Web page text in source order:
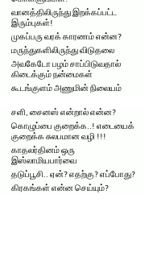
வானத்திலிருந்து இறக்கப்பட்ட
இரும்புகள்!
முகப்பரு வரக் காரணம் என்ன?
மருந்துகளிலிருந்து விடுதலை
அவகேடோ பழம் சாப்பிடுவதால்
கிடைக்கும் நன்மைகள்
கூடங்குளம் அணுமின் நிலையம்
சளி, சைனஸ் என்றால் என்ன?
கொழுப்பை குறைக்க..! எடையைக்
குறைக்க சுலபமான வழி !!!
காதலர்தினம் ஒரு
இஸ்லாமியபார்வை
தடுப்பூசி.. ஏன்? எதற்கு? எப்போது?
கிரகங்கள் என்ன செய்யும்?